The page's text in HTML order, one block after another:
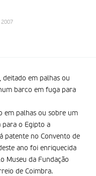
2007
em palhas ou
barco em fuga para
em palhas ou sobre um
para o Egipto a
patente no Convento de
ano foi enriquecida
Museu da Fundação
de Coimbra.